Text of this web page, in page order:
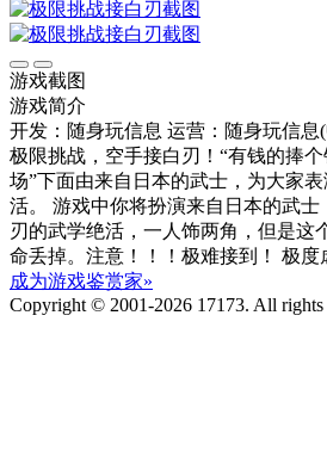
游戏截图
游戏简介
开发：随身玩信息 运营：随身玩信息
极限挑战，空手接白刃！“有钱的捧
场”下面由来自日本的武士，为大家
活。 游戏中你将扮演来自日本的武士
刃的武学绝活，一人饰两角，但是这
命丢掉。注意！！！极难接到！ 极度
成为游戏鉴赏家»
Copyright © 2001-2026 17173. All rights